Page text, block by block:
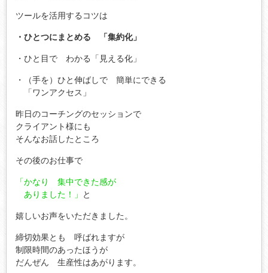
ツールを活用するコツは
・ひとつにまとめる 「集約化」
・ひと目で わかる「見える化」
・（手を）ひと伸ばしで 簡単にできる
「ワンアクセス」
昨日のコーチングのセッションで
クライアント様にも
そんなお話したところ
その後のお仕事で
「かなり 集中できた感が
ありました！」
と
嬉しいお声をいただきました。
締切効果とも 呼ばれますが
制限時間のあったほうが
だんぜん 生産性はあがります。